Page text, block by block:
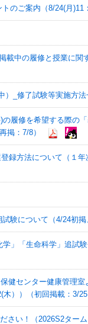
のご案内（8/24(月)11
中の履修と授業に関
）_修了試験等実施方法
履修を希望する際の
掲：7/8）
録方法について（１
験について（4/24初掲
」「生命科学」追試
保健センター健康管理
））（初回掲載：3/25
さい！（2026S2ター